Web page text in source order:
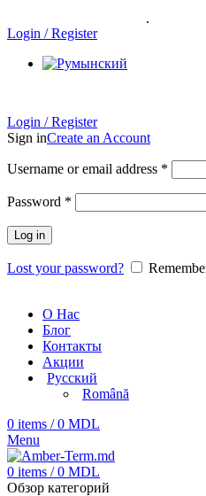
.
Login / Register
Login / Register
Sign inCreate an Account
Username or email address *
Password *
Log in
Lost your password?
О Нас
Блог
Контакты
Акции
Русский
Română
0 items / 0 MDL
Menu
0 items / 0 MDL
Обзор категорий